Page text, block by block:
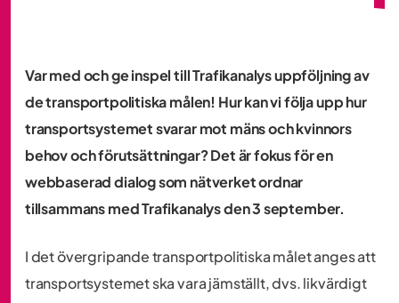
Var med och ge inspel till Trafikanalys uppföljning av
de transportpolitiska målen! Hur kan vi följa upp hur
transportsystemet svarar mot mäns och kvinnors
behov och förutsättningar? Det är fokus för en
webbaserad dialog som nätverket ordnar
tillsammans med Trafikanalys den 3 september.
I det övergripande transportpolitiska målet anges att
transportsystemet ska vara jämställt, dvs. likvärdigt